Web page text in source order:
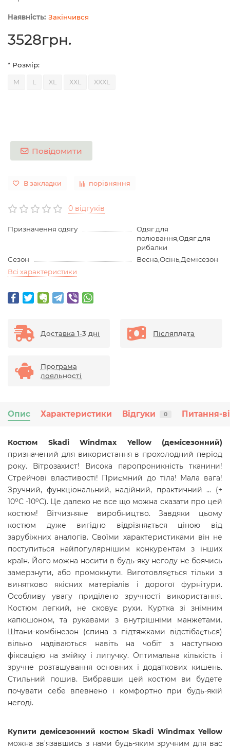
Закінчився
3528грн.
* Розмір:
M L XL XXL XXXL
Повідомити
В закладки порівняння
0 відгуків
Призначення одягу
Одяг для
полювання,Одяг для
рибалки
Сезон
Весна,Осінь,Демісезон
Всі характеристики
Доставка 1-3 дні Післяплата
Програма
лояльності
Опис Характеристики Відгуки 0 Питання-
Костюм Skadi Windmax Yellow (демісезонний)
призначений для використання в прохолодний період
року. Вітрозахист! Висока паропроникність тканини!
Стрейчові властивості! Приємний до тіла! Мала вага!
Зручний, функціональний, надійний, практичний ... (+
10oC -10oC). Це далеко не все що можна сказати про цей
костюм! Вітчизняне виробництво. Завдяки цьому
костюм дуже вигідно відрізняється ціною від
зарубіжних аналогів. Своїми характеристиками він не
поступиться найпопулярнішим конкурентам з інших
країн. Його можна носити в будь-яку негоду не боячись
замерзнути, або промокнути. Виготовляється тільки з
винятково якісних матеріалів і дорогої фурнітури.
Особливу увагу приділено зручності використання.
Костюм легкий, не сковує рухи. Куртка зі знімним
капюшоном, та рукавами з внутрішніми манжетами.
Штани-комбінезон (спина з підтяжками відстібається)
вільно надіваються навіть на чобіт з наступною
фіксацією на змійку і липучку. Оптимальна кількість і
зручне розташування основних і додаткових кишень.
Стильний пошив. Вибравши цей костюм ви будете
почувати себе впевнено і комфортно при будь-якій
негоді.
Купити демісезонний костюм Skadi Windmax Yellow
можна зв'язавшись з нами будь-яким зручним для вас